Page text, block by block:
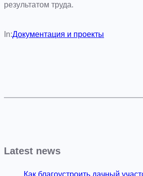
результатом труда.
In:Документация и проекты
Latest news